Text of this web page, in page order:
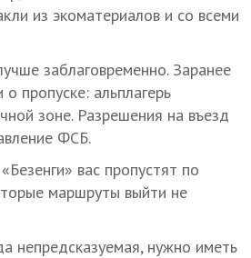
из экоматериалов и со всеми
заблаговременно. Заранее
пропуске: альплагерь
зоне. Разрешения на въезд
ФСБ.
вас пропустят по
маршруты выйти не
непредсказуемая, нужно иметь